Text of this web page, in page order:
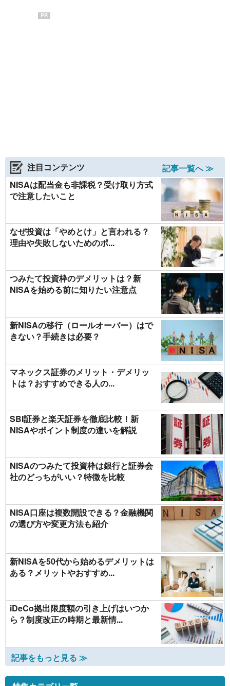
PR
注目コンテンツ
記事一覧へ ≫
NISAは配当金も非課税？受け取り方式
で注意したいこと
なぜ投資は「やめとけ」と言われる？
理由や失敗しないためのポ...
つみたて投資枠のデメリットは？新
NISAを始める前に知りたい注意点
新NISAの移行（ロールオーバー）はで
きない？手続きは必要？
マネックス証券のメリット・デメリッ
トは？おすすめできる人の...
SBI証券と楽天証券を徹底比較！新
NISAやポイント制度の違いを解説
NISAのつみたて投資枠は銀行と証券会
社のどっちがいい？特徴を比較
NISA口座は複数開設できる？金融機関
の選び方や変更方法も紹介
新NISAを50代から始めるデメリットは
ある？メリットやおすすめ...
iDeCo拠出限度額の引き上げはいつか
ら？制度改正の時期と最新情...
記事をもっと見る ≫